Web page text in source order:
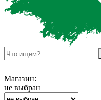
Магазин:
не выбран